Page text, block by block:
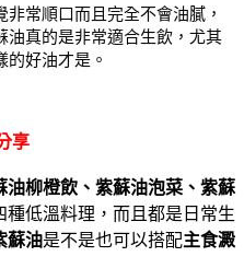
常順口而且完全不會油膩，
油真的是非常適合生飲，尤其
好油才是。
享
油柳橙飲、紫蘇油泡菜、紫蘇
種低溫料理，而且都是日常生
蘇油是不是也可以搭配主食澱